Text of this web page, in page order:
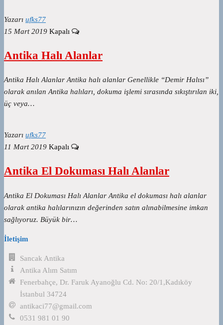
Yazarı ufks77
15 Mart 2019 Kapalı
Antika Halı Alanlar
Antika Halı Alanlar Antika halı alanlar Genellikle “Demir Halısı”
olarak anılan Antika halıları, dokuma işlemi sırasında sıkıştırılan iki,
üç veya…
Yazarı ufks77
11 Mart 2019 Kapalı
Antika El Dokuması Halı Alanlar
Antika El Dokuması Halı Alanlar Antika el dokuması halı alanlar
olarak antika halılarınızın değerinden satın alınabilmesine imkan
sağlıyoruz. Büyük bir…
İletişim
Sancak Antika
Antika Alım Satım
Fenerbahçe, Dr. Faruk Ayanoğlu Cd. No: 20/1,Kadıköy
İstanbul 34724
antikaci77@gmail.com
0531 981 01 90